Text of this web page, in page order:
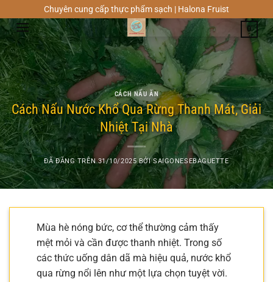
đến
nội
dung
Chuyên cung cấp thực phẩm sạch | Halona Fruist
0
CÁCH NẤU ĂN
Cách Nấu Nước Khổ Qua Rừng Thanh Mát, Giải
Nhiệt Tại Nhà
ĐÃ ĐĂNG TRÊN31/10/2025 BỞISAIGONESEBAGUETTE
Mùa hè nóng bức, cơ thể thường cảm thấy
mệt mỏi và cần được thanh nhiệt. Trong số
các thức uống dân dã mà hiệu quả, nước khổ
qua rừng nổi lên như một lựa chọn tuyệt vời.